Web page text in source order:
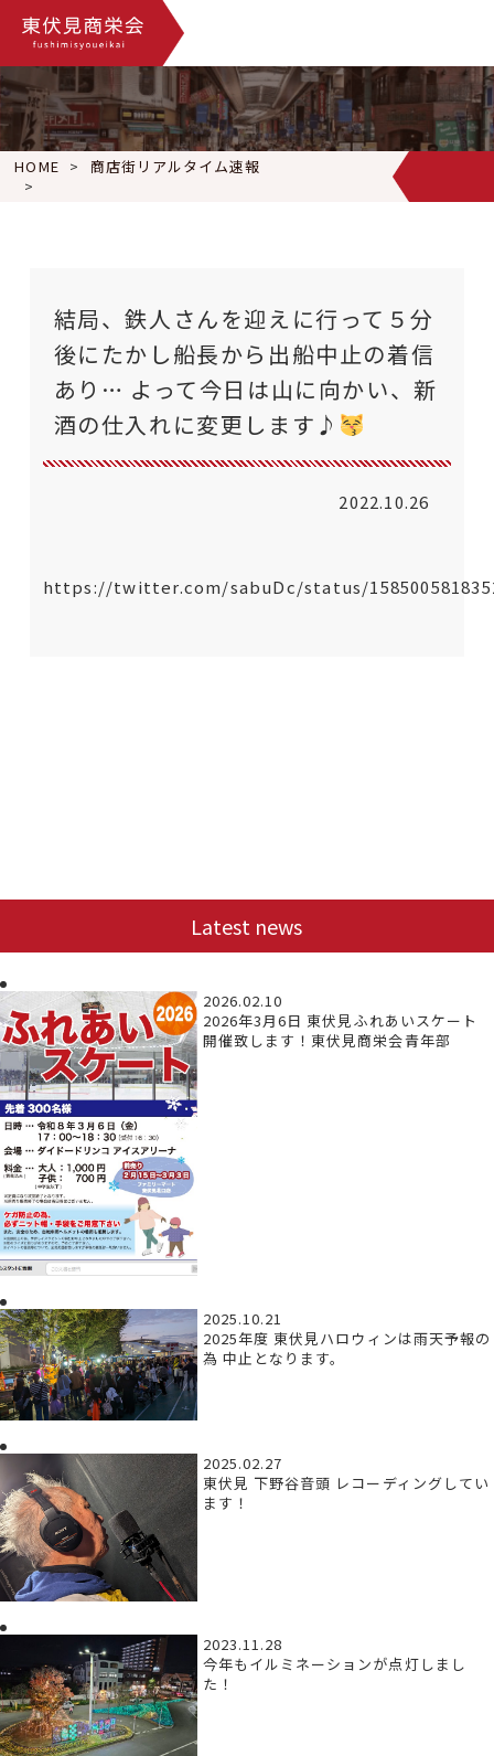
HOME
商店街リアルタイム速報
結局、鉄人さんを迎えに行って５分後にたかし船長から出船
結局、鉄人さんを迎えに行って５分
後にたかし船長から出船中止の着信
あり… よって今日は山に向かい、新
酒の仕入れに変更します♪
2022.10.26
https://twitter.com/sabuDc/status/
Latest news
2026.02.10
2026年3月6日 東伏見ふれあいスケート
開催致します！東伏見商栄会青年部
2025.10.21
2025年度 東伏見ハロウィンは雨天予報の
為 中止となります。
2025.02.27
東伏見 下野谷音頭 レコーディングしてい
ます！
2023.11.28
今年もイルミネーションが点灯しまし
た！